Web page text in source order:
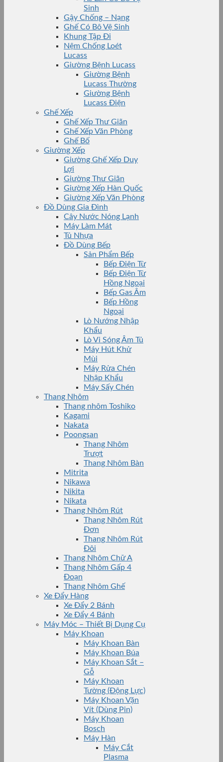
Sinh
Gậy Chống – Nạng
Ghế Có Bô Vệ Sinh
Khung Tập Đi
Nệm Chống Loét
Lucass
Giường Bệnh Lucass
Giường Bệnh
Lucass Thường
Giường Bệnh
Lucass Điện
Ghế Xếp
Ghế Xếp Thư Giãn
Ghế Xếp Văn Phòng
Ghế Bố
Giường Xếp
Giường Ghế Xếp Duy
Lợi
Giường Thư Giãn
Giường Xếp Hàn Quốc
Giường Xếp Văn Phòng
Đồ Dùng Gia Đình
Cây Nước Nóng Lạnh
Máy Làm Mát
Tủ Nhựa
Đồ Dùng Bếp
Sản Phẩm Bếp
Bếp Điện Từ
Bếp Điện Từ
Hồng Ngoại
Bếp Gas Âm
Bếp Hồng
Ngoại
Lò Nướng Nhập
Khẩu
Lò Vi Sóng Âm Tủ
Máy Hút Khử
Mùi
Máy Rửa Chén
Nhập Khẩu
Máy Sấy Chén
Thang Nhôm
Thang nhôm Toshiko
Kagami
Nakata
Poongsan
Thang Nhôm
Trượt
Thang Nhôm Bàn
Mitrita
Nikawa
Nikita
Nikata
Thang Nhôm Rút
Thang Nhôm Rút
Đơn
Thang Nhôm Rút
Đôi
Thang Nhôm Chữ A
Thang Nhôm Gấp 4
Đoạn
Thang Nhôm Ghế
Xe Đẩy Hàng
Xe Đẩy 2 Bánh
Xe Đẩy 4 Bánh
Máy Móc – Thiết Bị Dụng Cụ
Máy Khoan
Máy Khoan Bàn
Máy Khoan Búa
Máy Khoan Sắt –
Gỗ
Máy Khoan
Tường (Động Lực)
Máy Khoan Vặn
Vít (Dùng Pin)
Máy Khoan
Bosch
Máy Hàn
Máy Cắt
Plasma